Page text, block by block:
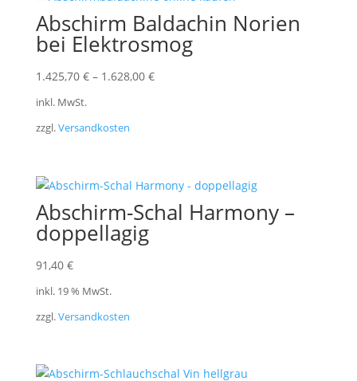
Abschirm Baldachin Norien
bei Elektrosmog
1.425,70 €– 1.628,00 €
inkl. MwSt.
zzgl.Versandkosten
Abschirm-Schal Harmony –
doppellagig
91,40 €
inkl. 19 % MwSt.
zzgl.Versandkosten